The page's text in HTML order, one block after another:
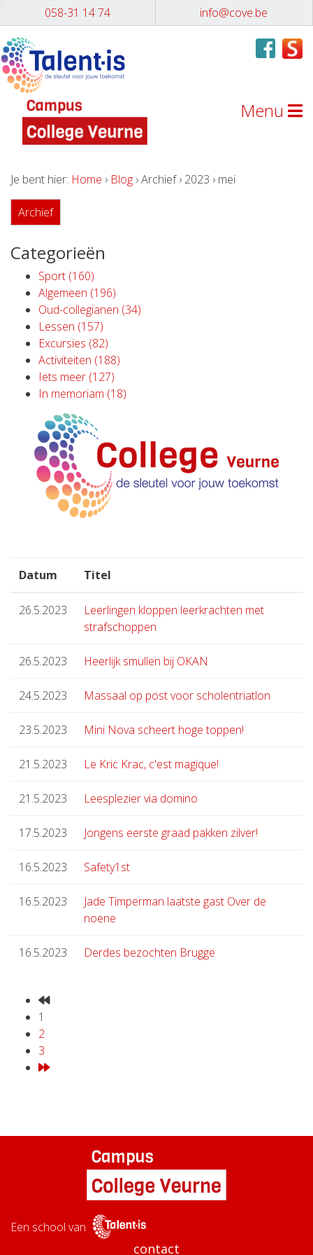
058-31 14 74 info@cove.be
Menu
Je bent hier: Home › Blog › Archief › 2023 › mei
Archief
Categorieën
Sport (160)
Algemeen (196)
Oud-collegianen (34)
Lessen (157)
Excursies (82)
Activiteiten (188)
Iets meer (127)
In memoriam (18)
Datum Titel
26.5.2023
Leerlingen kloppen leerkrachten met
strafschoppen
26.5.2023 Heerlijk smullen bij OKAN
24.5.2023 Massaal op post voor scholentriatlon
23.5.2023 Mini Nova scheert hoge toppen!
21.5.2023 Le Kric Krac, c'est magique!
21.5.2023 Leesplezier via domino
17.5.2023 Jongens eerste graad pakken zilver!
16.5.2023 Safety1st
16.5.2023
Jade Timperman laatste gast Over de
noene
16.5.2023 Derdes bezochten Brugge
1
2
3
Een school van
contact